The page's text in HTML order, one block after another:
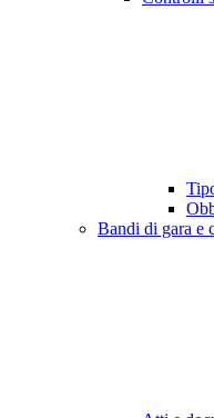
Bandi di gara e